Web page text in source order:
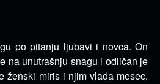
po pitanju ljubavi i novca. On
na unutrašnju snagu i odličan je
ženski miris i njim vlada mesec.